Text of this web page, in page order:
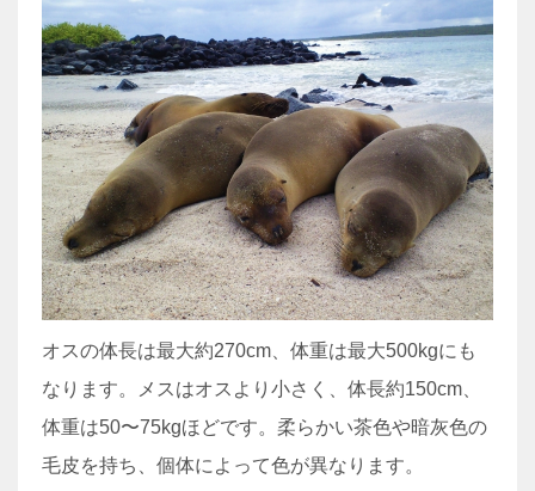
オスの体長は最大約270cm、体重は最大500kgにも
なります。メスはオスより小さく、体長約150cm、
体重は50〜75kgほどです。柔らかい茶色や暗灰色の
毛皮を持ち、個体によって色が異なります。